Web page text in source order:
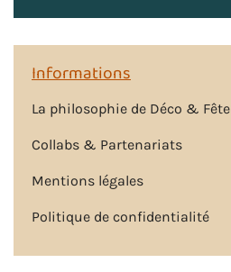
Informations
La philosophie de Déco & Fête
Collabs & Partenariats
Mentions légales
Politique de confidentialité